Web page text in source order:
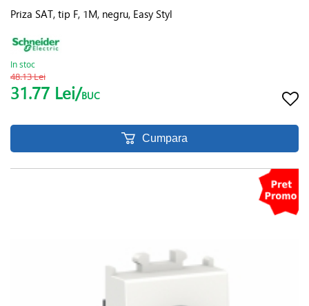
Priza SAT, tip F, 1M, negru, Easy Styl
In stoc
48.13 Lei
31.77 Lei/BUC
Cumpara